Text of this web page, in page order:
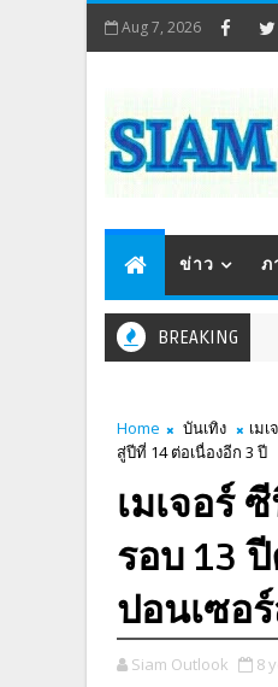
Aug 7, 2026
ข่าว ภ
BREAKING
Home บันเทิง
เม
สู่ปีที่ 14 ต่อเนื่องอีก 3 ปี
เมเจอร์
รอบ 13
ปอนเซอ
Siam Outlook 8